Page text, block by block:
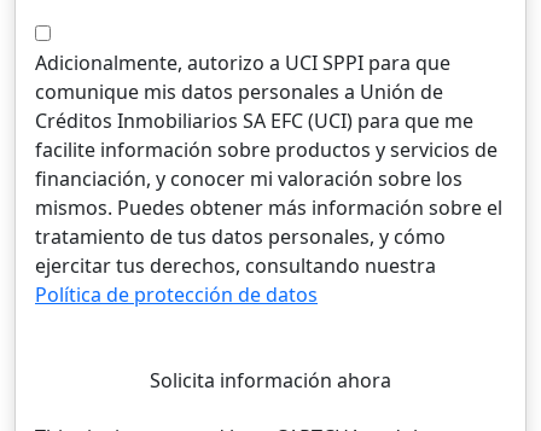
Adicionalmente, autorizo a UCI SPPI para que
comunique mis datos personales a Unión de
Créditos Inmobiliarios SA EFC (UCI) para que me
facilite información sobre productos y servicios de
financiación, y conocer mi valoración sobre los
mismos. Puedes obtener más información sobre el
tratamiento de tus datos personales, y cómo
ejercitar tus derechos, consultando nuestra
Política de protección de datos
Solicita información ahora